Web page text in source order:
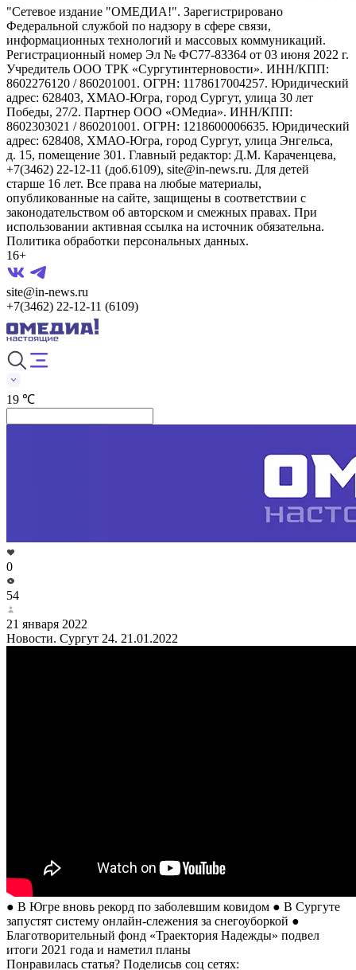
"Сетевое издание "ОМЕДИА!". Зарегистрировано
Федеральной службой по надзору в сфере связи,
информационных технологий и массовых коммуникаций.
Регистрационный номер Эл № ФС77-83364 от 03 июня 2022 г.
Учредитель ООО ТРК «Сургутинтерновости». ИНН/КПП:
8602276120 / 860201001. ОГРН: 1178617004257. Юридический
адрес: 628403, ХМАО-Югра, город Сургут, улица 30 лет
Победы, 27/2. Партнер ООО «ОМедиа». ИНН/КПП:
8602303021 / 860201001. ОГРН: 1218600006635. Юридический
адрес: 628408, ХМАО-Югра, город Сургут, улица Энгельса,
д. 15, помещение 301. Главный редактор: Д.М. Караченцева,
+7(3462) 22-12-11 (доб.6109), site@in-news.ru. Для детей
старше 16 лет. Все права на любые материалы,
опубликованные на сайте, защищены в соответствии с
законодательством об авторском и смежных правах. При
использовании активная ссылка на источник обязательна.
Политика обработки персональных данных.
16+
site@in-news.ru
+7(3462) 22-12-11 (6109)
19 ℃
0
54
21 января 2022
Новости. Сургут 24. 21.01.2022
● В Югре вновь рекорд по заболевшим ковидом ● В Сургуте
запустят систему онлайн-слежения за снегоуборкой ●
Благотворительный фонд «Траектория Надежды» подвел
итоги 2021 года и наметил планы
Понравилась статья? Поделиcьв соц сетях: